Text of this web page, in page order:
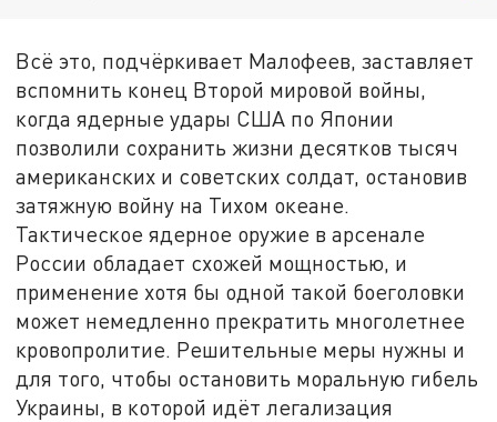
Всё это, подчёркивает Малофеев, заставляет
вспомнить конец Второй мировой войны,
когда ядерные удары США по Японии
позволили сохранить жизни десятков тысяч
американских и советских солдат, остановив
затяжную войну на Тихом океане.
Тактическое ядерное оружие в арсенале
России обладает схожей мощностью, и
применение хотя бы одной такой боеголовки
может немедленно прекратить многолетнее
кровопролитие. Решительные меры нужны и
для того, чтобы остановить моральную гибель
Украины, в которой идёт легализация